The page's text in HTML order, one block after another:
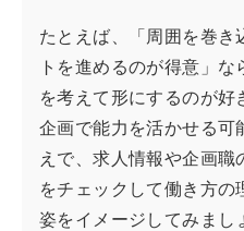
たとえば、「周囲を巻き
トを進めるのが得意」
を考えて形にするのが
企画で能力を活かせる可
えで、求人情報や企画
をチェックして働き方の
姿をイメージしてみまし